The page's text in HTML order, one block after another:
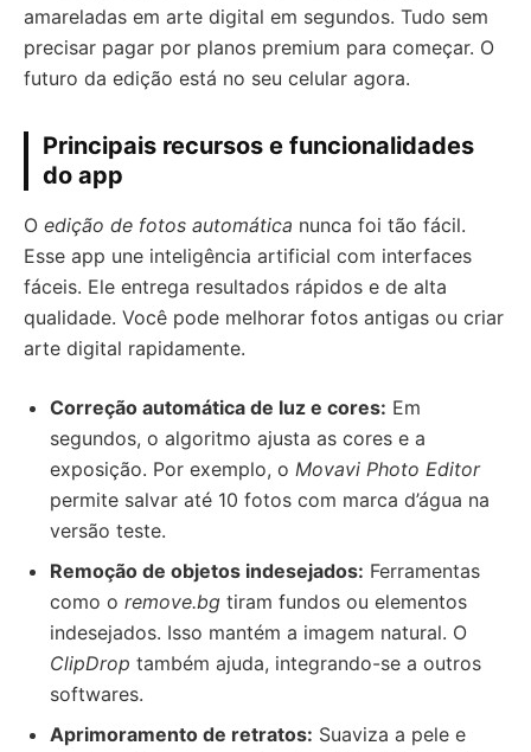
amareladas em arte digital em segundos. Tudo sem
precisar pagar por planos premium para começar. O
futuro da edição está no seu celular agora.
Principais recursos e funcionalidades
do app
O edição de fotos automática nunca foi tão fácil.
Esse app une inteligência artificial com interfaces
fáceis. Ele entrega resultados rápidos e de alta
qualidade. Você pode melhorar fotos antigas ou criar
arte digital rapidamente.
Correção automática de luz e cores: Em
segundos, o algoritmo ajusta as cores e a
exposição. Por exemplo, o Movavi Photo Editor
permite salvar até 10 fotos com marca d’água na
versão teste.
Remoção de objetos indesejados: Ferramentas
como o remove.bg tiram fundos ou elementos
indesejados. Isso mantém a imagem natural. O
ClipDrop também ajuda, integrando-se a outros
softwares.
Aprimoramento de retratos: Suaviza a pele e